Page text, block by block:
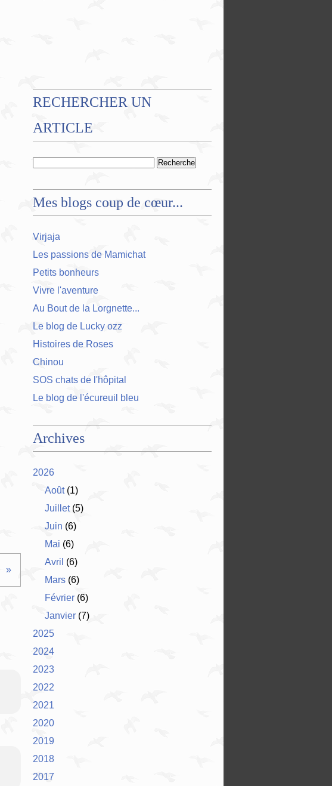
RECHERCHER UN
ARTICLE
Mes blogs coup de cœur...
Virjaja
Les passions de Mamichat
Petits bonheurs
Vivre l'aventure
Au Bout de la Lorgnette...
Le blog de Lucky ozz
Histoires de Roses
Chinou
SOS chats de l'hôpital
Le blog de l'écureuil bleu
Archives
2026
Août(1)
Juillet(5)
Juin (6)
Mai (6)
Avril (6)
Mars (6)
Février (6)
Janvier (7)
2025
2024
2023
2022
2021
2020
2019
2018
2017